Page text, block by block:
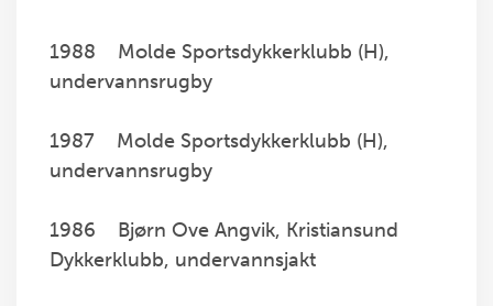
1988 Molde Sportsdykkerklubb (H),
undervannsrugby
1987 Molde Sportsdykkerklubb (H),
undervannsrugby
1986 Bjørn Ove Angvik, Kristiansund
Dykkerklubb, undervannsjakt